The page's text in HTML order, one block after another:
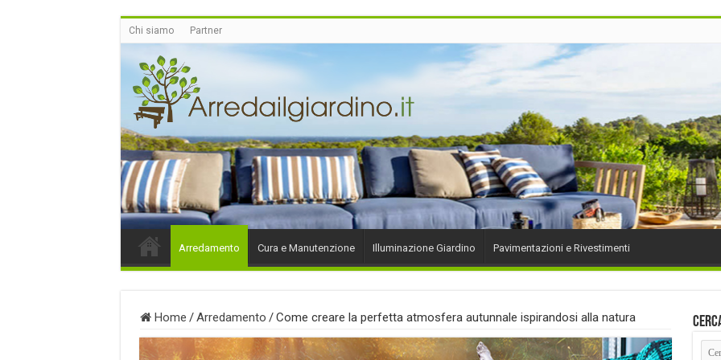
Chi siamo Partner
Arredamento Cura e Manutenzione Illuminazione Giardino Pavimentazioni e Rivestimenti
Home /Arredamento /Come creare la perfetta atmosfera autunnale ispirandosi alla natura